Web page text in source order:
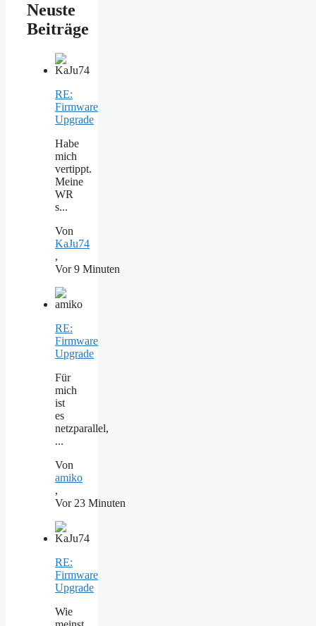
Neuste
Beiträge
RE:
Firmware
Upgrade
Habe
mich
vertippt.
Meine
WR
s...
Von
KaJu74
,
Vor 9 Minuten
RE:
Firmware
Upgrade
Für
mich
ist
es
netzparallel,
...
Von
amiko
,
Vor 23 Minuten
RE:
Firmware
Upgrade
Wie